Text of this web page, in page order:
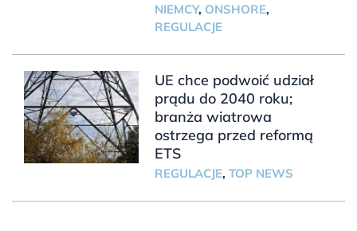
NIEMCY, ONSHORE,
REGULACJE
UE chce podwoić udział
prądu do 2040 roku;
branża wiatrowa
ostrzega przed reformą
ETS
REGULACJE, TOP NEWS